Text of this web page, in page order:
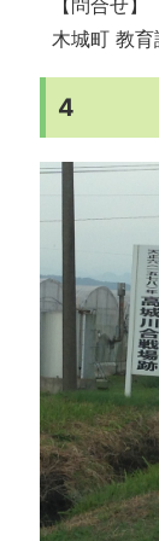
【問合せ】
木城町 教
4